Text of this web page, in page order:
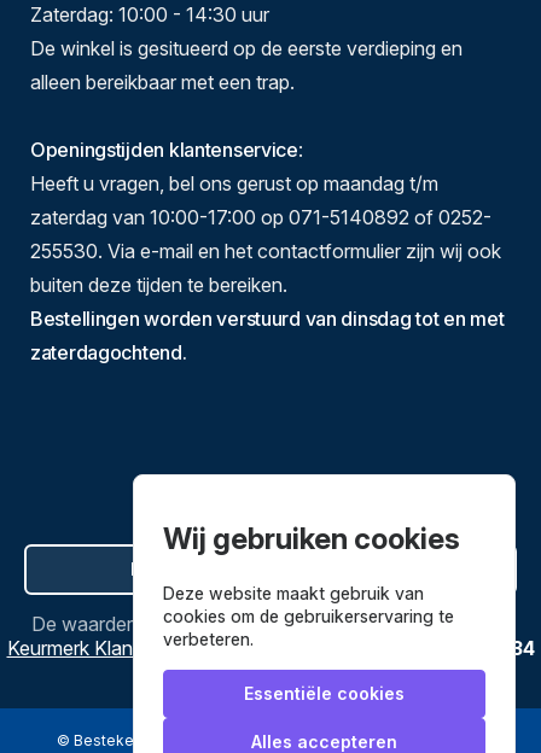
Zaterdag: 10:00 - 14:30 uur
De winkel is gesitueerd op de eerste verdieping en
alleen bereikbaar met een trap.
Openingstijden klantenservice:
Heeft u vragen, bel ons gerust op maandag t/m
zaterdag van 10:00-17:00 op 071-5140892 of 0252-
255530. Via e-mail en het contactformulier zijn wij ook
buiten deze tijden te bereiken.
Bestellingen worden verstuurd van dinsdag tot en met
zaterdagochtend.
Hier de overeenkomst ontbinden
De waardering vanBestekenpannen.nlbijWebwinkel
Keurmerk Klantbeoordelingen
3634
reviews.
© Bestekenpannen.nl 2026 een webshop van
Wij gebruiken cookies
Deze website maakt gebruik van
cookies om de gebruikerservaring te
verbeteren.
Essentiële cookies
Alles accepteren